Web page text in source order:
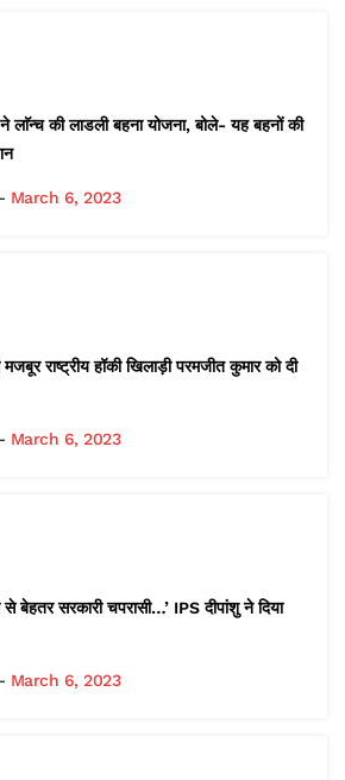
लाॅन्च की लाडली बहना योजना, बोले- यह बहनों की
- March 6, 2023
राष्ट्रीय हॉकी खिलाड़ी परमजीत कुमार को दी
- March 6, 2023
बेहतर सरकारी चपरासी…’ IPS दीपांशु ने दिया
- March 6, 2023